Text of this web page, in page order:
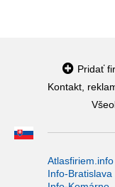
Pridať
Kontakt,
Atlasfiriem.info
Info-Bratislava